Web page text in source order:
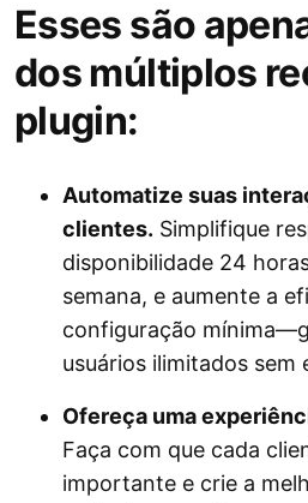
Esses são
dos múltiplos
plugin:
Automatize suas
clientes. Simplifique
disponibilidade 24
semana, e aumente a
configuração
usuários ilimitados sem
Ofereça uma
Faça com que cada
importante e crie a